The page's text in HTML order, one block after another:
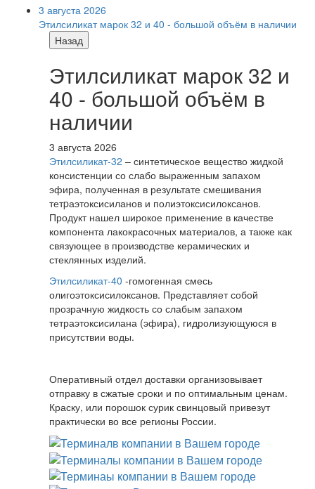
3 августа 2026
Этилсиликат марок 32 и 40 - большой объём в наличии
Назад
Этилсиликат марок 32 и
40 - большой объём в
наличии
3 августа 2026
Этилсиликат-32 – синтетическое вещество жидкой
консистенции со слабо выраженным запахом
эфира, полученная в результате смешивания
тетpаэтоксисиланов и полиэтоксисилоксанов.
Продукт нашел широкое применение в качестве
компонента лакокрасочных материалов, а также как
связующее в производстве керамических и
стеклянных изделий.
Этилсиликат-40 -гомогенная смесь
олигоэтоксисилоксанов. Представляет собой
прозрачную жидкость со слабым запахом
тетраэтоксисилана (эфира), гидролизующуюся в
присутствии воды.
Оперативный отдел доставки организовывает
отправку в сжатые сроки и по оптимальным ценам.
Краску, или порошок сурик свинцовый привезут
практически во все регионы России.